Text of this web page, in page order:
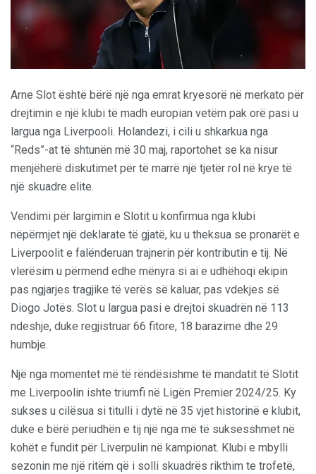
Arne Slot është bërë një nga emrat kryesorë në merkato për
drejtimin e një klubi të madh europian vetëm pak orë pasi u
largua nga Liverpooli. Holandezi, i cili u shkarkua nga
“Reds”-at të shtunën më 30 maj, raportohet se ka nisur
menjëherë diskutimet për të marrë një tjetër rol në krye të
një skuadre elite.
Vendimi për largimin e Slotit u konfirmua nga klubi
nëpërmjet një deklarate të gjatë, ku u theksua se pronarët e
Liverpoolit e falënderuan trajnerin për kontributin e tij. Në
vlerësim u përmend edhe mënyra si ai e udhëhoqi ekipin
pas ngjarjes tragjike të verës së kaluar, pas vdekjes së
Diogo Jotës. Slot u largua pasi e drejtoi skuadrën në 113
ndeshje, duke regjistruar 66 fitore, 18 barazime dhe 29
humbje.
Një nga momentet më të rëndësishme të mandatit të Slotit
me Liverpoolin ishte triumfi në Ligën Premier 2024/25. Ky
sukses u cilësua si titulli i dytë në 35 vjet historinë e klubit,
duke e bërë periudhën e tij një nga më të suksesshmet në
kohët e fundit për Liverpulin në kampionat. Klubi e mbylli
sezonin me një ritëm që i solli skuadrës rikthim te trofetë,